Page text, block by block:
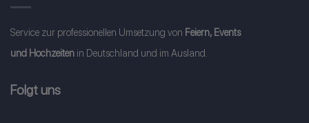
Service zur professionellen Umsetzung von Feiern, Events
und Hochzeiten in Deutschland und im Ausland.
Folgt uns